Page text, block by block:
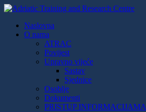
Naslovna
O nama
ATRAC
Povijest
Upravno vijeće
Sastav
Sjednice
Osoblje
Dokumenti
PRISTUP INFORMACIJAMA